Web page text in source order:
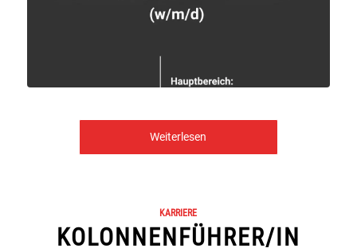
Weiterlesen
KARRIERE
KOLONNENFÜHRER/IN